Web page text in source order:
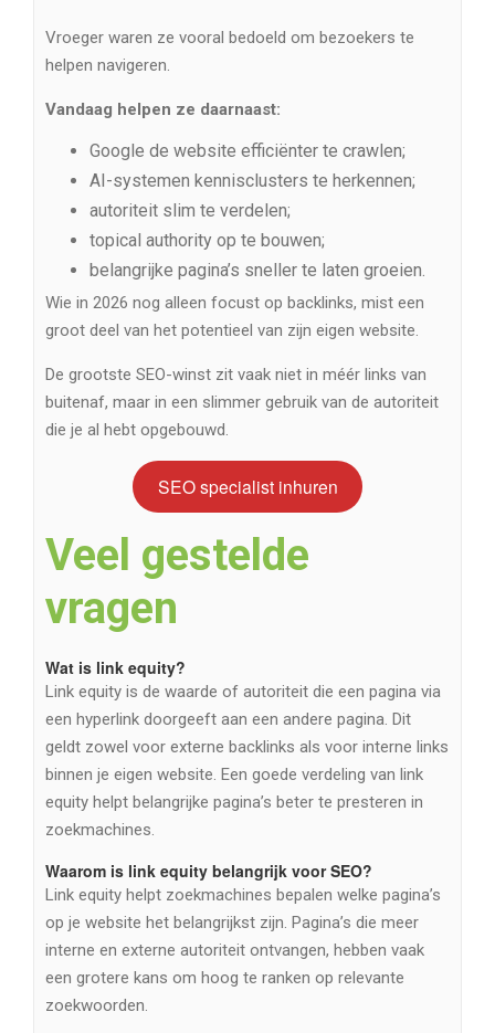
Vroeger waren ze vooral bedoeld om bezoekers te
helpen navigeren.
Vandaag helpen ze daarnaast:
Google de website efficiënter te crawlen;
AI-systemen kennisclusters te herkennen;
autoriteit slim te verdelen;
topical authority op te bouwen;
belangrijke pagina’s sneller te laten groeien.
Wie in 2026 nog alleen focust op backlinks, mist een
groot deel van het potentieel van zijn eigen website.
De grootste SEO-winst zit vaak niet in méér links van
buitenaf, maar in een slimmer gebruik van de autoriteit
die je al hebt opgebouwd.
SEO specialist inhuren
Veel gestelde
vragen
Wat is link equity?
Link equity is de waarde of autoriteit die een pagina via
een hyperlink doorgeeft aan een andere pagina. Dit
geldt zowel voor externe backlinks als voor interne links
binnen je eigen website. Een goede verdeling van link
equity helpt belangrijke pagina’s beter te presteren in
zoekmachines.
Waarom is link equity belangrijk voor SEO?
Link equity helpt zoekmachines bepalen welke pagina’s
op je website het belangrijkst zijn. Pagina’s die meer
interne en externe autoriteit ontvangen, hebben vaak
een grotere kans om hoog te ranken op relevante
zoekwoorden.